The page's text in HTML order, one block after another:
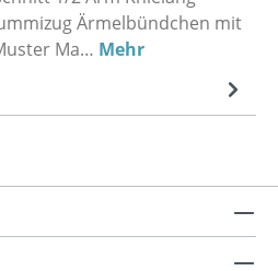
Ärmelbündchen mit
Ma… Mehr